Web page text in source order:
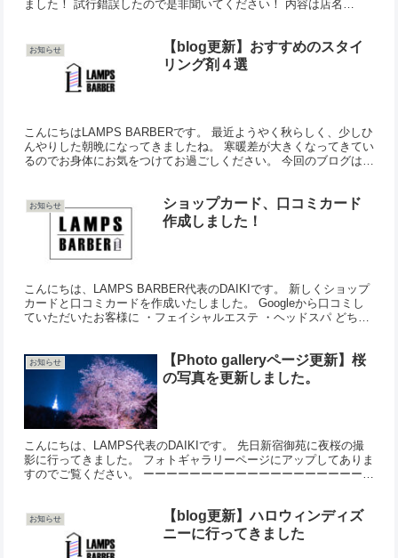
ました！ 試行錯誤したので是非聞いてください！ 内容は店名
お知らせ
【blog更新】おすすめのスタイ
リング剤４選
こんにちはLAMPS BARBERです。 最近ようやく秋らしく、少しひ
んやりした朝晩になってきましたね。 寒暖差が大きくなってきてい
るのでお身体にお気をつけてお過ごしください。 今回のブログは、
お知らせ
ショップカード、口コミカード
作成しました！
こんにちは、LAMPS BARBER代表のDAIKIです。 新しくショップ
カードと口コミカードを作成いたしました。 Googleから口コミし
ていただいたお客様に ・フェイシャルエステ ・ヘッドスパ どちら
お知らせ
【Photo galleryページ更新】桜
の写真を更新しました。
こんにちは、LAMPS代表のDAIKIです。 先日新宿御苑に夜桜の撮
影に行ってきました。 フォトギャラリーページにアップしてありま
すのでご覧ください。 ーーーーーーーーーーーーーーーーーーーー
お知らせ
【blog更新】ハロウィンディズ
ニーに行ってきました